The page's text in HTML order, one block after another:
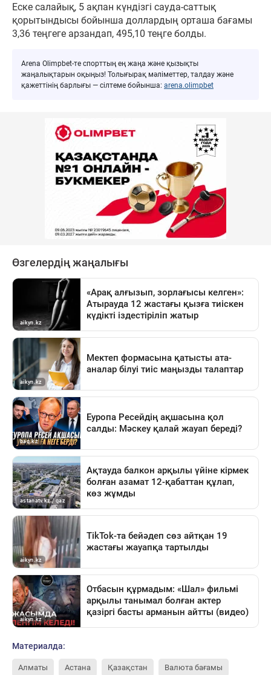
Еске салайық, 5 ақпан күндізгі сауда-саттық
қорытындысы бойынша доллардың орташа бағамы
3,36 теңгеге арзандап, 495,10 теңге болды.
Arena Olimpbet-те спорттың ең жаңа және қызықты
жаңалықтарын оқыңыз! Толығырақ мәліметтер, талдау және
қажеттінің барлығы — сілтеме бойынша: arena.olimpbet
Материалда:
Алматы Астана Қазақстан Валюта бағамы